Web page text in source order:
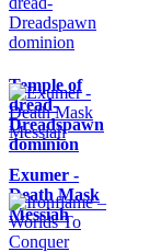
Temple of
dread-
Dreadspawn
dominion
Exumer -
Death Mask
Messiah